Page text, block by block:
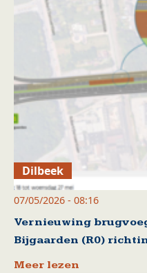
Dilbeek
07/05/2026 - 08:16
Vernieuwing
Bijgaarden (R0)
Meer lezen